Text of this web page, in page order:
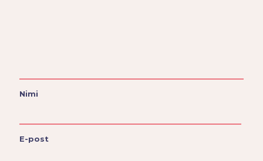
Nimi
E-post